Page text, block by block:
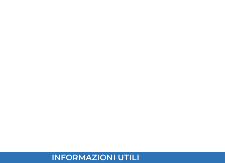
INFORMAZIONI UTILI